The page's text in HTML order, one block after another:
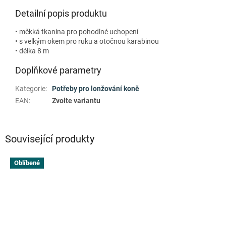
Související produkty
Oblíbené
Detailní popis produktu
• měkká tkanina pro pohodlné uchopení
• s velkým okem pro ruku a otočnou karabinou
• délka 8 m
Doplňkové parametry
Kategorie:
Potřeby pro lonžování koně
EAN: Zvolte variantu